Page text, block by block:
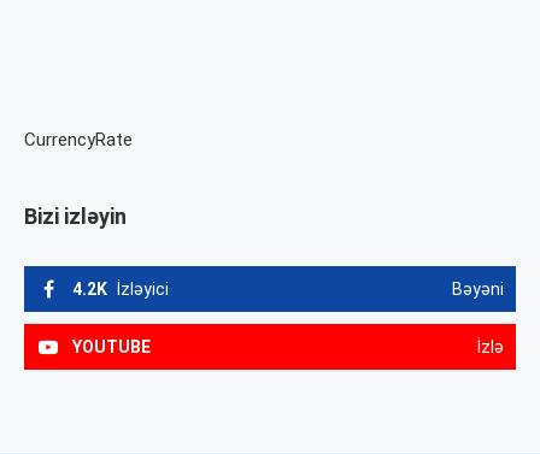
CurrencyRate
Bizi izləyin
4.2K İzləyici Bəyəni
YOUTUBE İzlə